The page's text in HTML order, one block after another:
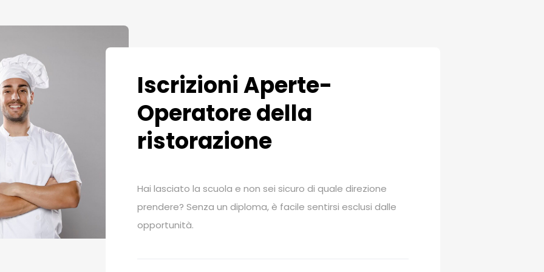
Iscrizioni Aperte-
Operatore della
ristorazione
Hai lasciato la scuola e non sei sicuro di quale direzione
prendere? Senza un diploma, è facile sentirsi esclusi dalle
opportunità.